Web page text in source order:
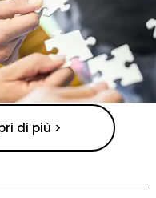
di più >